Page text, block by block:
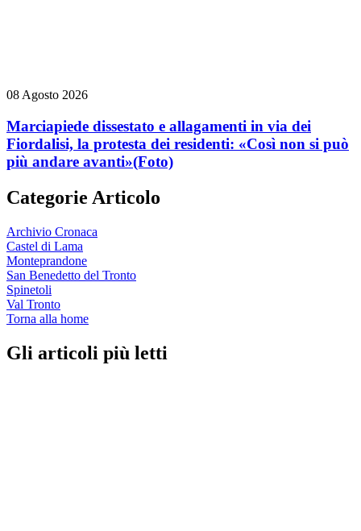
08 Agosto 2026
Marciapiede dissestato e allagamenti in via dei
Fiordalisi, la protesta dei residenti: «Così non si può
più andare avanti»(Foto)
Categorie Articolo
Archivio Cronaca
Castel di Lama
Monteprandone
San Benedetto del Tronto
Spinetoli
Val Tronto
Torna alla home
Gli articoli più letti